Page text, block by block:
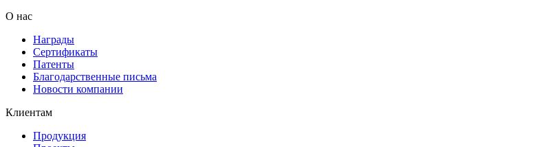
О нас
Награды
Сертификаты
Патенты
Благодарственные письма
Новости компании
Клиентам
Продукция